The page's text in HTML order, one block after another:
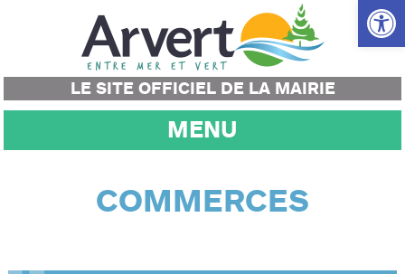
Ouvrir
LE SITE OFFICIEL DE LA MAIRIE
MENU
COMMERCES